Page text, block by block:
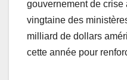
gouvernement de
vingtaine des
milliard de dollars
cette année pour